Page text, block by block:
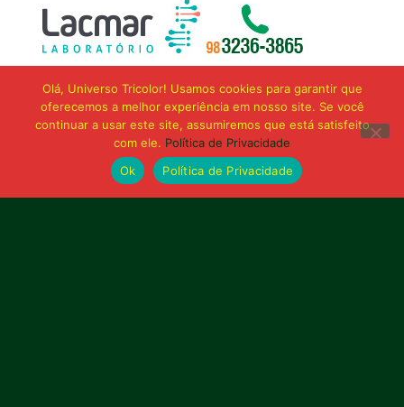
Olá, Universo Tricolor! Usamos cookies para garantir que
oferecemos a melhor experiência em nosso site. Se você
continuar a usar este site, assumiremos que está satisfeito
com ele. Política de Privacidade
Ok
Política de Privacidade